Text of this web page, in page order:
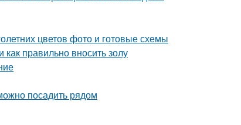
цветов фото и готовые схемы
правильно вносить золу
посадить рядом